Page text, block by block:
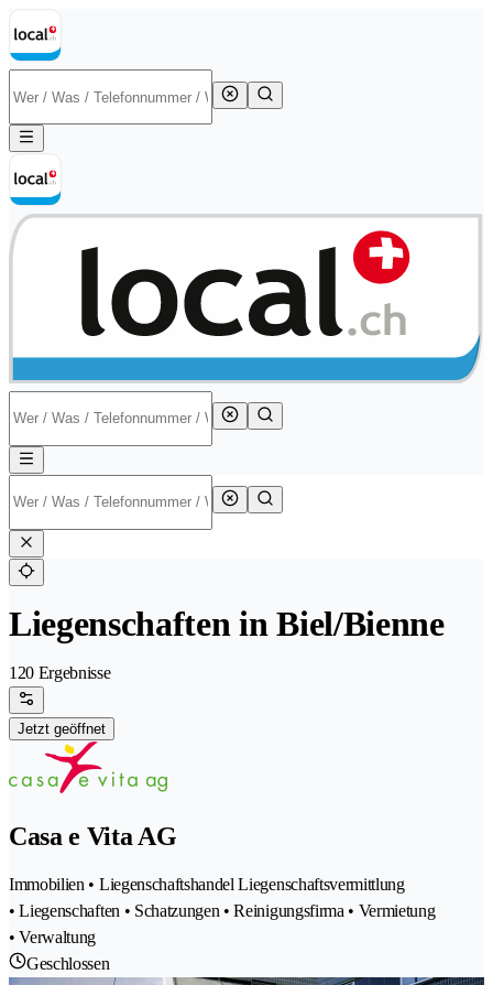
Liegenschaften in Biel/Bienne
120 Ergebnisse
Jetzt geöffnet
Casa e Vita AG
Immobilien • Liegenschaftshandel Liegenschaftsvermittlung
• Liegenschaften • Schatzungen • Reinigungsfirma • Vermietung
• Verwaltung
Geschlossen